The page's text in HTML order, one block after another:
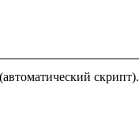
из себя робота (автоматический скрипт).